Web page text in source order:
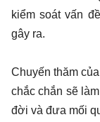
kiểm soát vấn
gây ra.
Chuyến thăm
chắc chắn sẽ
đời và đưa mối